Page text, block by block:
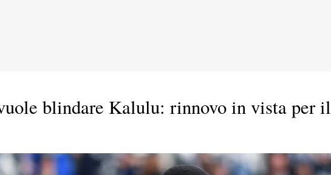
blindare Kalulu: rinnovo in vista per il